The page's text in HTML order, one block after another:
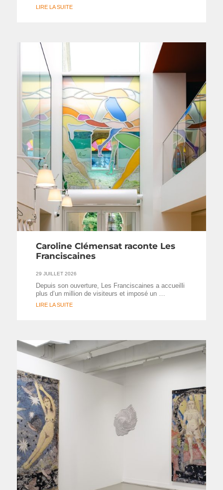
LIRE LA SUITE
Caroline Clémensat raconte Les
Franciscaines
29 JUILLET 2026
Depuis son ouverture, Les Franciscaines a accueilli
plus d’un million de visiteurs et imposé un …
LIRE LA SUITE